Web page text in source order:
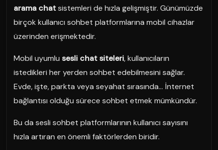
arama chatsistemleri de hızla gelişmiştir. Günümüzde
birçok kullanıcı sohbet platformlarına mobil cihazlar
üzerinden erişmektedir.
Mobil uyumlu sesli chat siteleri, kullanıcıların
istedikleri her yerden sohbet edebilmesini sağlar.
Evde, işte, parkta veya seyahat sırasında… İnternet
bağlantısı olduğu sürece sohbet etmek mümkündür.
Bu da sesli sohbet platformlarının kullanıcı sayısını
hızla artıran en önemli faktörlerden biridir.